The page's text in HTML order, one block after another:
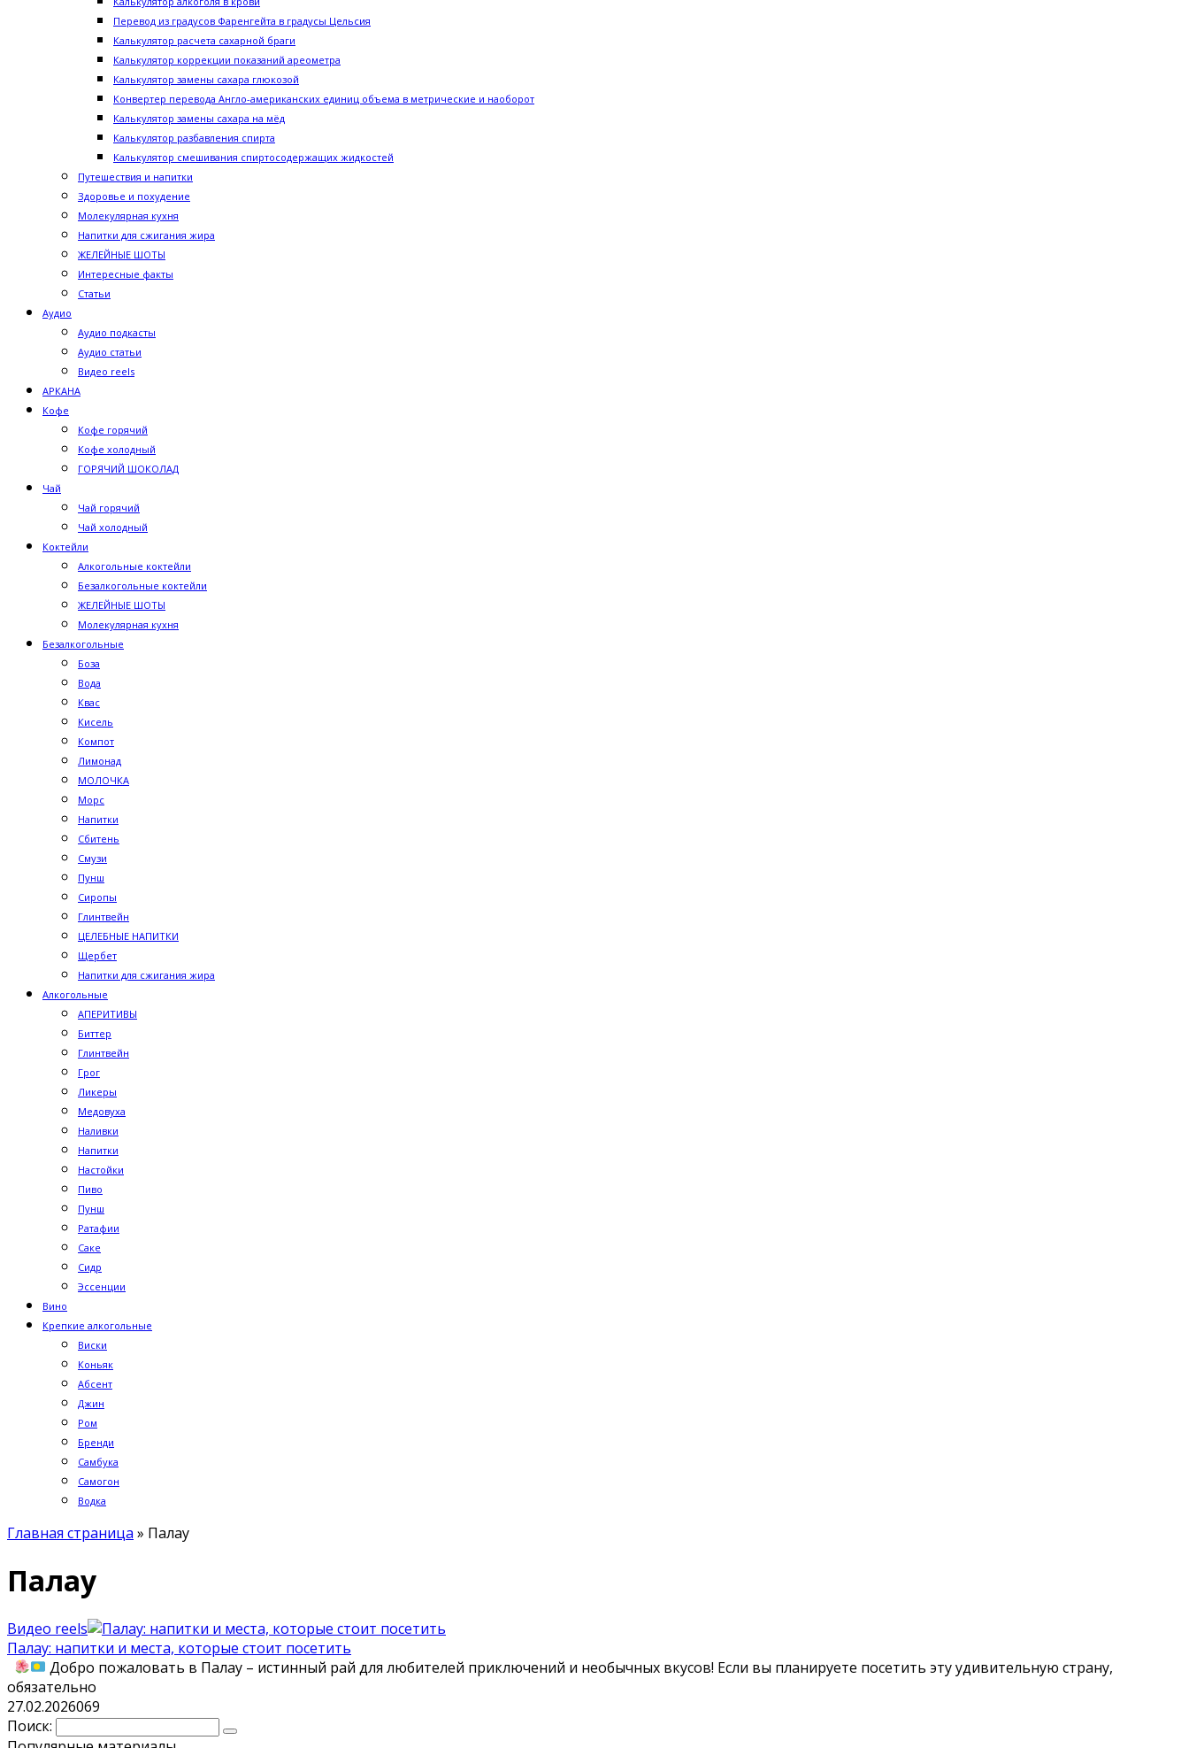
Перевод из градусов Фаренгейта в градусы Цельсия
Калькулятор расчета сахарной браги
Калькулятор коррекции показаний ареометра
Калькулятор замены сахара глюкозой
Конвертер перевода Англо-американских единиц объема в метрические и наоборот
Калькулятор замены сахара на мёд
Калькулятор разбавления спирта
Калькулятор смешивания спиртосодержащих жидкостей
Путешествия и напитки
Здоровье и похудение
Молекулярная кухня
Напитки для сжигания жира
ЖЕЛЕЙНЫЕ ШОТЫ
Интересные факты
Статьи
Аудио
Аудио подкасты
Аудио статьи
Видео reels
АРКАНА
Кофе
Кофе горячий
Кофе холодный
ГОРЯЧИЙ ШОКОЛАД
Чай
Чай горячий
Чай холодный
Коктейли
Алкогольные коктейли
Безалкогольные коктейли
ЖЕЛЕЙНЫЕ ШОТЫ
Молекулярная кухня
Безалкогольные
Боза
Вода
Квас
Кисель
Компот
Лимонад
МОЛОЧКА
Морс
Напитки
Сбитень
Смузи
Пунш
Сиропы
Глинтвейн
ЦЕЛЕБНЫЕ НАПИТКИ
Щербет
Напитки для сжигания жира
Алкогольные
АПЕРИТИВЫ
Биттер
Глинтвейн
Грог
Ликеры
Медовуха
Наливки
Напитки
Настойки
Пиво
Пунш
Ратафии
Саке
Сидр
Эссенции
Вино
Крепкие алкогольные
Виски
Коньяк
Абсент
Джин
Ром
Бренди
Самбука
Самогон
Водка
Главная страница » Палау
Палау
Видео reels
Палау: напитки и места, которые стоит посетить
Добро пожаловать в Палау – истинный рай для любителей приключений и необычных вкусов! Если вы планируете посетить эту удивительную страну,
обязательно
27.02.2026069
Поиск: